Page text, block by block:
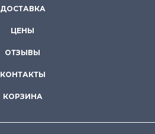
ДОСТАВКА
ЦЕНЫ
ОТЗЫВЫ
КОНТАКТЫ
КОРЗИНА